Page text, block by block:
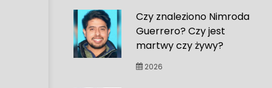
Czy znaleziono Nimroda
Guerrero? Czy jest
martwy czy żywy?
2026